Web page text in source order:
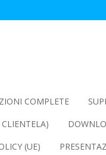
COMPLETE
(UE)